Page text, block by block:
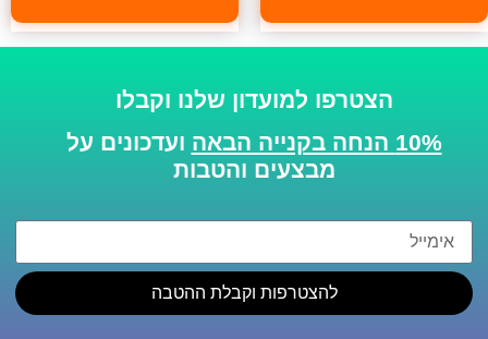
הצטרפו למועדון שלנו וקבלו
10% הנחה בקנייה הבאה
ועדכונים על
מבצעים והטבות
להצטרפות וקבלת ההטבה